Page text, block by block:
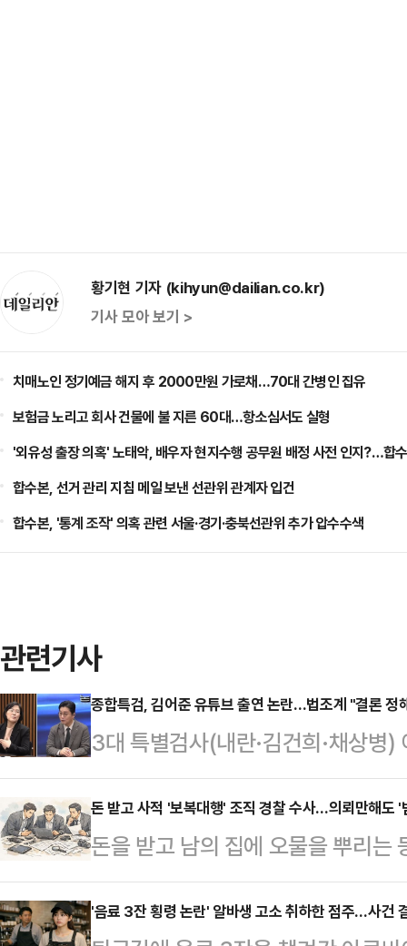
황기현 기자 (kihyun@dailian.co.kr)
기사 모아 보기 >
치매노인 정기예금 해지 후 2000만원 가로채…70대 간병인 집유
보험금 노리고 회사 건물에 불 지른 60대…항소심서도 실형
'외유성 출장 의혹' 노태악, 배우자 현지수행 공무원 배정 사전 인지?…합
합수본, 선거 관리 지침 메일 보낸 선관위 관계자 입건
합수본, '통계 조작' 의혹 관련 서울·경기·충북선관위 추가 압수수색
관련기사
종합특검, 김어준 유튜브 출연 논란…법조계 "결론 정
3대 특별검사(내란·김건희·채상병
검팀의 김지미 특검보가 진보 성향
대상을 밝히며 정치적 중립성과 수
"(출연도 부적절하지만) 그 내용도
보지 않을까 싶다'는 표현까지 쓰는
고 프레임을 만들어간다는 인상을
돈 받고 사적 '보복대행' 조직 경찰 수사…의뢰만해
돈을 받고 남의 집에 오물을 뿌리는
련해 경찰이 전담팀을 꾸리고 의뢰
뢰자에게도 '범죄단체조직죄' 적용
'음료 3잔 횡령 논란' 알바생 고소 취하한 점주…사건